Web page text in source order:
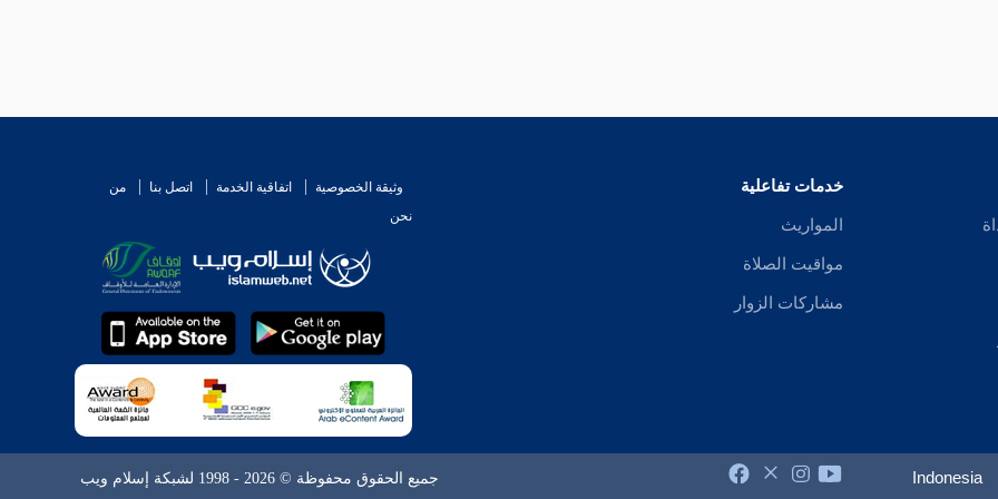
خدمات تفاعلية
المواريث
مواقيت الصلاة
مشاركات الزوار
وثيقة الخصوصية اتفاقية الخدمة اتصل بنا
من
نحن
Indonesia جميع الحقوق محفوظة © 2026 - 1998 لشبكة إسلام ويب